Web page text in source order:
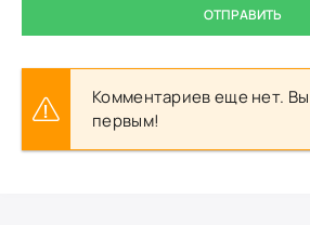
ОТПРАВИТЬ
Комментариев еще нет.
первым!